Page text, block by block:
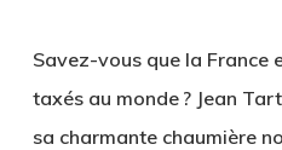
Savez-vous que la France
taxés au monde ? Jean
sa charmante chaumière